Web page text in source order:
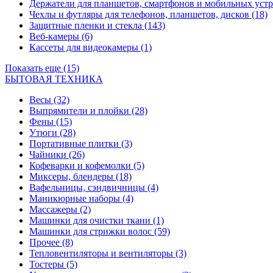
Держатели для планшетов, смартфонов и мобильных
Чехлы и футляры для телефонов, планшетов, дисков (18)
Защитные пленки и стекла (143)
Веб-камеры (6)
Кассеты для видеокамеры (1)
Показать еще (15)
БЫТОВАЯ ТЕХНИКА
Весы (32)
Выпрямители и плойки (28)
Фены (15)
Утюги (28)
Портативные плитки (3)
Чайники (26)
Кофеварки и кофемолки (5)
Миксеры, блендеры (18)
Вафельницы, сэндвичницы (4)
Маникюрные наборы (4)
Массажеры (2)
Машинки для очистки ткани (1)
Машинки для стрижки волос (59)
Прочее (8)
Тепловентиляторы и вентиляторы (3)
Тостеры (5)